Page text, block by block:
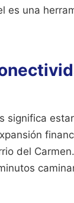
es una
significa
del